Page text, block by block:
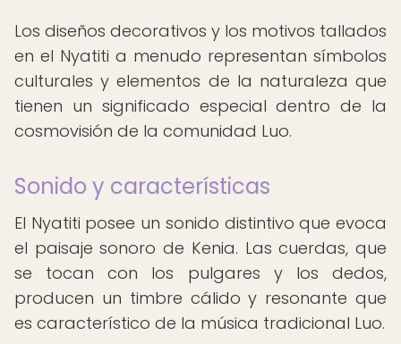
Los diseños decorativos y los motivos tallados
en el Nyatiti a menudo representan símbolos
culturales y elementos de la naturaleza que
tienen un significado especial dentro de la
cosmovisión de la comunidad Luo.
Sonido y características
El Nyatiti posee un sonido distintivo que evoca
el paisaje sonoro de Kenia. Las cuerdas, que
se tocan con los pulgares y los dedos,
producen un timbre cálido y resonante que
es característico de la música tradicional Luo.